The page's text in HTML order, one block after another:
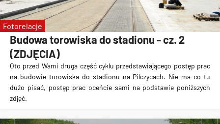
Budowa torowiska do stadionu - cz. 2
(ZDJĘCIA)
Oto przed Wami druga część cyklu przedstawiającego postęp prac
na budowie torowiska do stadionu na Pilczycach. Nie ma co tu
dużo pisać, postęp prac oceńcie sami na podstawie poniższych
zdjęć.
Fotorelacje